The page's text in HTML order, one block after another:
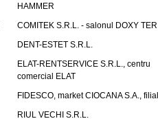
HAMMER
COMITEK S.R.L. - salonul DOXY
DENT-ESTET S.R.L.
ELAT-RENTSERVICE S.R.L., centru
comercial ELAT
FIDESCO, market CIOCANA S.A.,
RIUL VECHI S.R.L.